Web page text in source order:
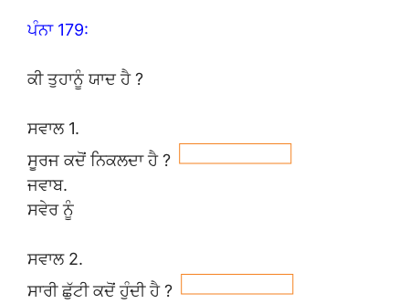
ਪੰਨਾ 179:
ਕੀ ਤੁਹਾਨੂੰ ਯਾਦ ਹੈ ?
ਸਵਾਲ 1.
ਸੂਰਜ ਕਦੋਂ ਨਿਕਲਦਾ ਹੈ ?
ਜਵਾਬ.
ਸਵੇਰ ਨੂੰ
ਸਵਾਲ 2.
ਸਾਰੀ ਛੁੱਟੀ ਕਦੋਂ ਹੁੰਦੀ ਹੈ ?